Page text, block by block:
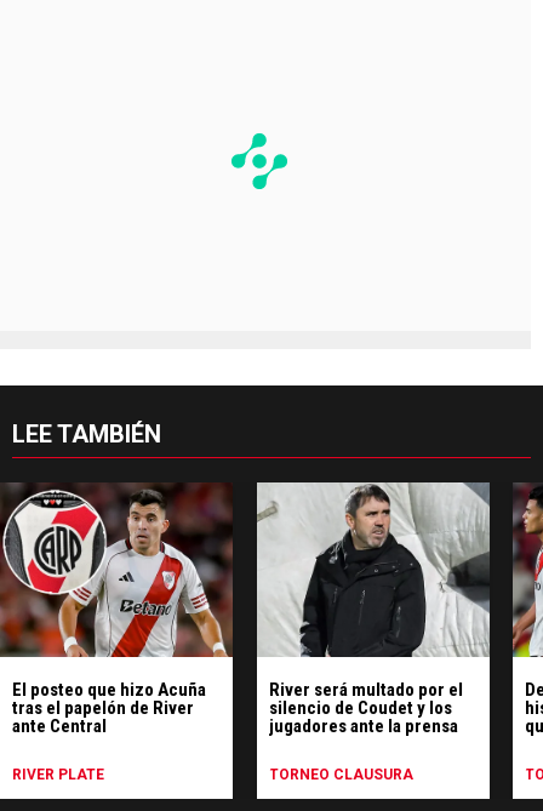
LEE TAMBIÉN
El posteo que hizo Acuña
tras el papelón de River
ante Central
RIVER PLATE
River será multado por el
silencio de Coudet y los
jugadores ante la prensa
TORNEO CLAUSURA